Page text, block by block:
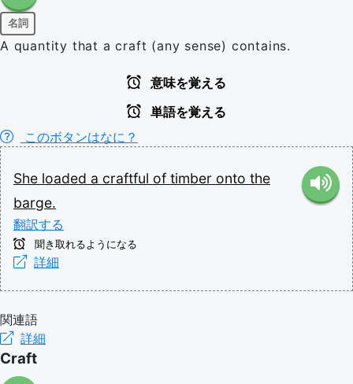
名詞
A quantity that a craft (any sense) contains.
意味を覚える
単語を覚える
このボタンはなに？
She loaded a craftful of timber onto the
barge.
翻訳する
聞き取れるようになる
詳細
関連語
詳細
Craft